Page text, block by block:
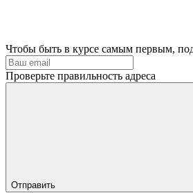
Чтобы быть в курсе самым первым,
Проверьте правильность адреса
Отправить